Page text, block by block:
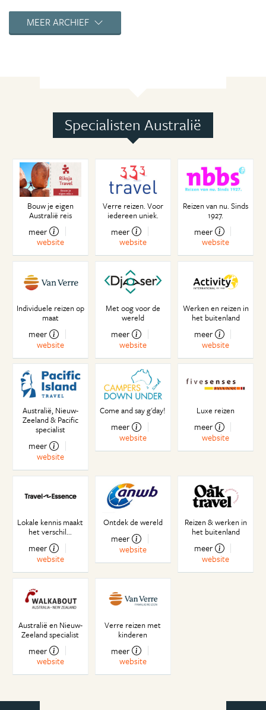
Lekker praktisch
Koppel op zoek naar een baan
De vrijheid
Catch a wave!
Wonen op het grootste zandeiland ter wereld
Lekker weertje, he?
15 jaar in Australië
The shark debate
Byron Bay roadtrip
Into the Wild
Magisch blauw
Met gevaar voor eigen leven
Pinguïn parade
Voetbal is voor watjes
'Footy': de nationale sport live aanschouwd
Australische afstanden
De fitcraze
Knuffeldag
Sydney's small bars
Ongewenste gasten
Alle ambtenaren zijn lui
Banenjacht
Hallows eve and Christmas
Assistent van de assistent
Australia’s Next Surf Babe
De wekelijkse boodschappen
Dancing in the rain met David Guetta
Eerste indrukken van Perth
Winter is coming…
Bezoekje aan Nederland
Citizenship
Elk weekend vakantie
Lang leve de Aussie autumn!
Wildlife score eerste roadtrip
MEER ARCHIEF
Specialisten Australië
Bouw je eigen
Australië reis
meer
website
Verre reizen. Voor
iedereen uniek.
meer
website
Reizen van nu. Sinds
1927.
meer
website
Individuele reizen op
maat
meer
website
Met oog voor de
wereld
meer
website
Werken en reizen in
het buitenland
meer
website
Australië, Nieuw-
Zeeland & Pacific
specialist
meer
website
Come and say g'day!
meer
website
Luxe reizen
meer
website
Lokale kennis maakt
het verschil...
meer
website
Ontdek de wereld
meer
website
Reizen & werken in
het buitenland
meer
website
Australië en Nieuw-
Zeeland specialist
meer
website
Verre reizen met
kinderen
meer
website